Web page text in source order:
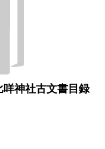
神社古文書目録